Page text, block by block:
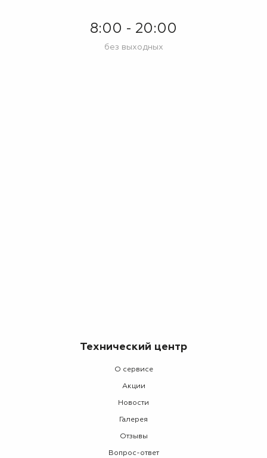
8:00 - 20:00
без выходных
Технический центр
О сервисе
Акции
Новости
Галерея
Отзывы
Вопрос-ответ